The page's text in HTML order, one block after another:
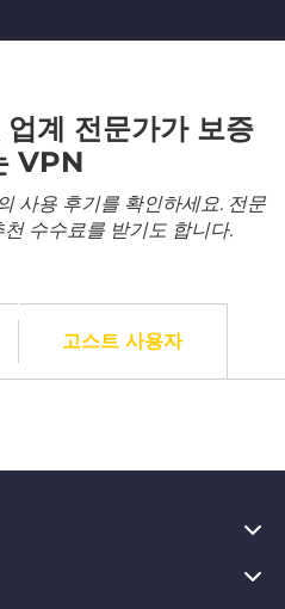
업계 전문가가 보증
VPN
사용 후기를 확인하세요. 전문
수수료를 받기도 합니다.
고스트 사용자